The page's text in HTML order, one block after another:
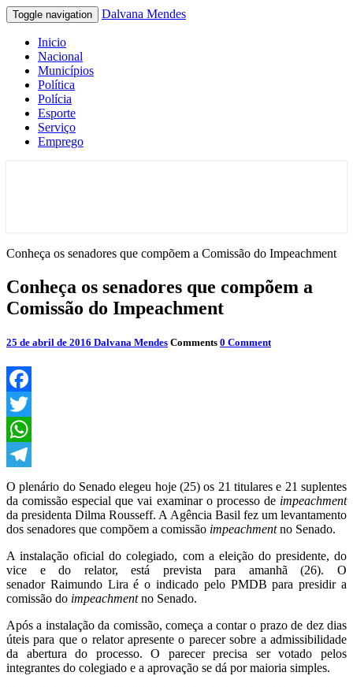
Toggle navigation Dalvana Mendes
Inicio
Nacional
Municípios
Política
Polícia
Esporte
Serviço
Emprego
Conheça os senadores que compõem a Comissão do Impeachment
Conheça os senadores que compõem a
Comissão do Impeachment
25 de abril de 2016 Dalvana Mendes Comments 0 Comment
Facebook
Twitter
WhatsApp
Telegram
O plenário do Senado elegeu hoje (25) os 21 titulares e 21 suplentes
da comissão especial que vai examinar o processo de impeachment
da presidenta Dilma Rousseff. A Agência Basil fez um levantamento
dos senadores que compõem a comissão impeachmentno Senado.
A instalação oficial do colegiado, com a eleição do presidente, do
vice e do relator, está prevista para amanhã (26). O
senador Raimundo Lira é o indicado pelo PMDB para presidir a
comissão do impeachmentno Senado.
Após a instalação da comissão, começa a contar o prazo de dez dias
úteis para que o relator apresente o parecer sobre a admissibilidade
da abertura do processo. O parecer precisa ser votado pelos
integrantes do colegiado e a aprovação se dá por maioria simples.